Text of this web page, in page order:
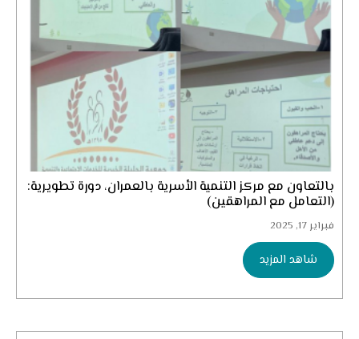
بالتعاون مع مركز التنمية الأسرية بالعمران، دورة تطويرية:
(التعامل مع المراهقين)
فبراير 17, 2025
شاهد المزيد